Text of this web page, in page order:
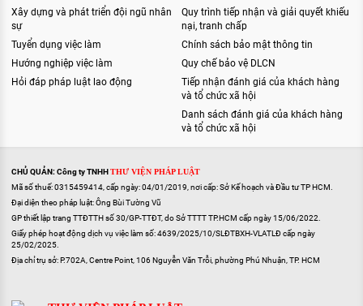
Xây dựng và phát triển đội ngũ nhân
sự
Tuyển dụng việc làm
Hướng nghiệp việc làm
Hỏi đáp pháp luật lao động
Quy trình tiếp nhận và giải quyết khiếu
nại, tranh chấp
Chính sách bảo mật thông tin
Quy chế bảo vệ DLCN
Tiếp nhận đánh giá của khách hàng
và tổ chức xã hội
Danh sách đánh giá của khách hàng
và tổ chức xã hội
CHỦ QUẢN: Công ty TNHHTHƯ VIỆN PHÁP LUẬT
Mã số thuế: 0315459414, cấp ngày: 04/01/2019, nơi cấp: Sở Kế hoạch và Đầu tư TP HCM.
Đại diện theo pháp luật: Ông Bùi Tường Vũ
GP thiết lập trang TTĐTTH số 30/GP-TTĐT, do Sở TTTT TP.HCM cấp ngày 15/06/2022.
Giấy phép hoạt động dịch vụ việc làm số: 4639/2025/10/SLĐTBXH-VLATLĐ cấp ngày
25/02/2025.
Địa chỉ trụ sở: P.702A, Centre Point, 106 Nguyễn Văn Trỗi, phường Phú Nhuận, TP. HCM